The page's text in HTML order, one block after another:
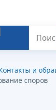
и
споров